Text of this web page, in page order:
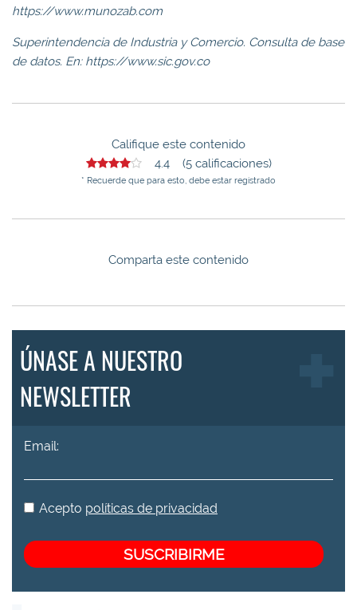
https://www.munozab.com
Superintendencia de Industria y Comercio. Consulta de base
de datos. En: https://www.sic.gov.co
Califique este contenido
4.4 (5 calificaciones)
* Recuerde que para esto, debe estar registrado
Comparta este contenido
ÚNASE A NUESTRO
NEWSLETTER
Email:
Acepto políticas de privacidad